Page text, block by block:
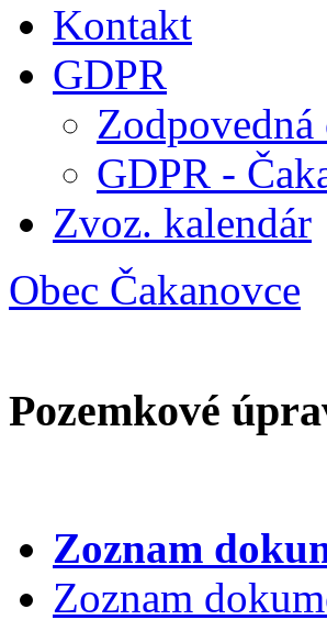
Kontakt
GDPR
Zodpovedná
GDPR -
Zvoz. kalendár
Obec Čakanovce
Pozemkové
Zoznam
Zoznam